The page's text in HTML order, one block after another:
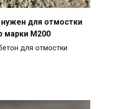
для отмостки
марки М200
для отмостки